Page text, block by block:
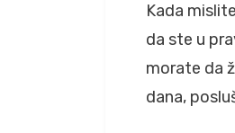
Kada
da ste u
morate da
dana,